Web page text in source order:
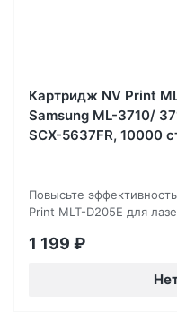
Картридж NV Print
Samsung ML-3710/
SCX-5637FR, 10000
Повысьте
Print MLT-D205E для
1 199 ₽